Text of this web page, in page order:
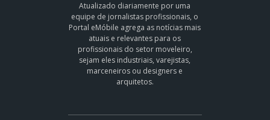
Atualizado diariamente por uma
equipe de jornalistas profissionais, o
Portal eMóbile agrega as notícias mais
atuais e relevantes para os
profissionais do setor moveleiro,
sejam eles industriais, varejistas,
marceneiros ou designers e
arquitetos.